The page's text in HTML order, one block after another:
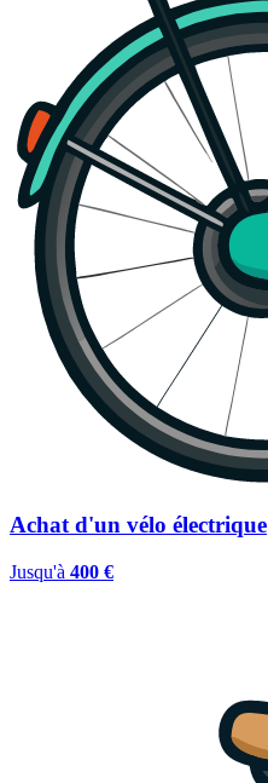
Achat d'un vélo électrique
Jusqu'à 400 €